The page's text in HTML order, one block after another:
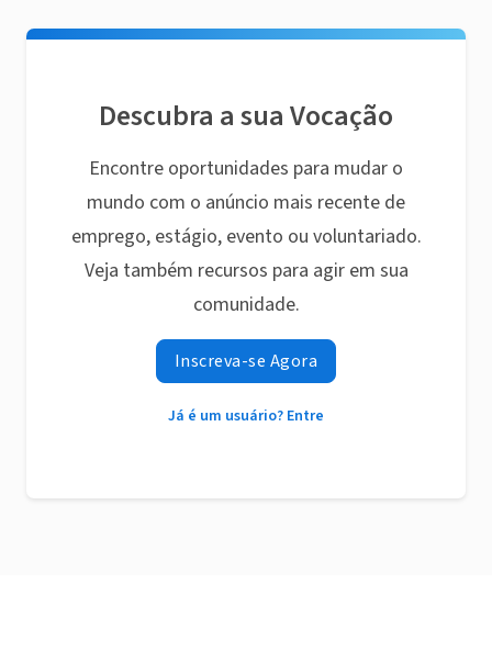
Descubra a sua Vocação
Encontre oportunidades para mudar o
mundo com o anúncio mais recente de
emprego, estágio, evento ou voluntariado.
Veja também recursos para agir em sua
comunidade.
Inscreva-se Agora
Já é um usuário? Entre